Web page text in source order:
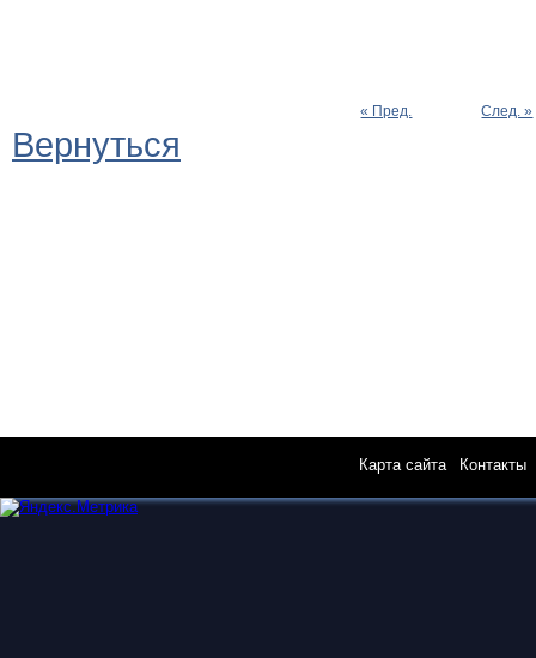
« Пред. След. »
Вернуться
Карта сайта| Контакты